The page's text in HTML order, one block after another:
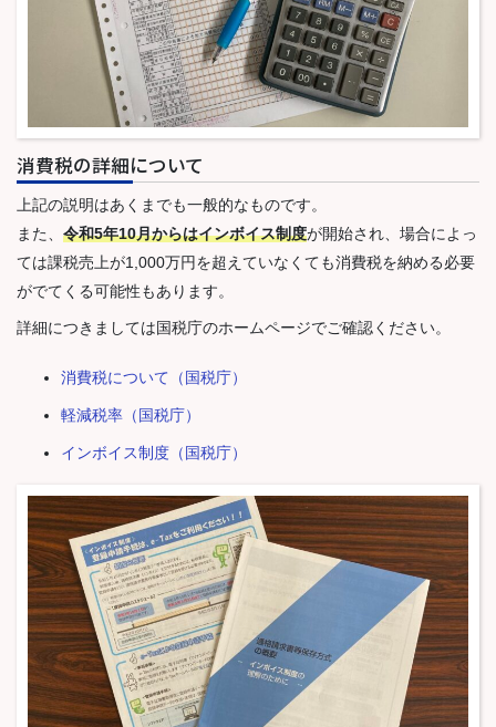
消費税の詳細について
上記の説明はあくまでも一般的なものです。
また、 令和5年10月からはインボイス制度が開始され、場合によっ
ては課税売上が1,000万円を超えていなくても消費税を納める必要
がでてくる可能性もあります。
詳細につきましては国税庁のホームページでご確認ください。
消費税について（国税庁）
軽減税率（国税庁）
インボイス制度（国税庁）